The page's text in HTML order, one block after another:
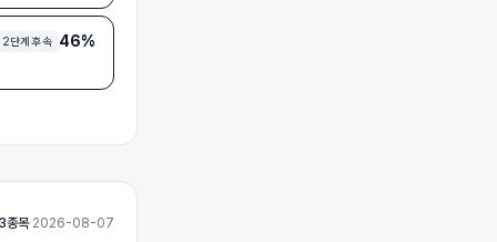
2단계 후속 46%
종목·2026-08-07